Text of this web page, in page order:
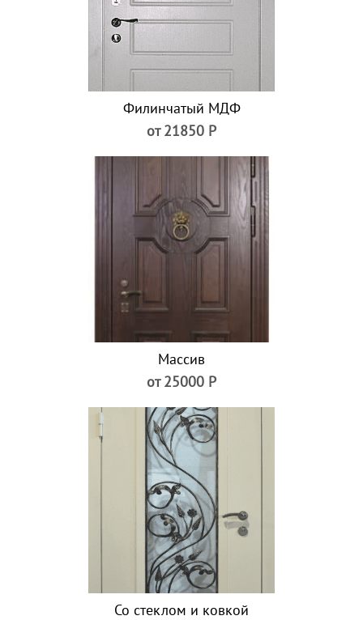
Филинчатый МДФ
от 21850 Р
Массив
от 25000 Р
Со стеклом и ковкой